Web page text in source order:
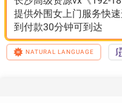
提供外围女上门服务快
到付款30分钟可到达
NATURAL LANGUAGE